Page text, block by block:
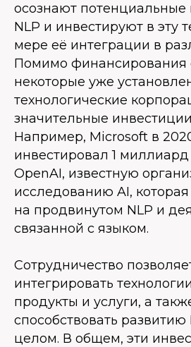
осознают
NLP и инвестируют в эту
мере её интеграции в
Помимо финансирования
некоторые уже
технологические
значительные
Например, Microsoft в
инвестировал 1
OpenAI, известную
исследованию AI,
на продвинутом NLP и
связанной с языком.
Сотрудничество
интегрировать
продукты и услуги, а
способствовать развитию
целом. В общем, эти